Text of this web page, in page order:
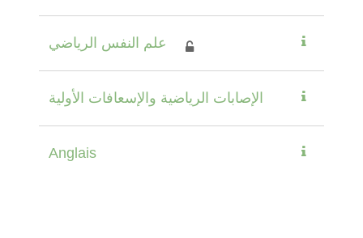
علم النفس الرياضي
الإصابات الرياضية والإسعافات الأولية
Anglais